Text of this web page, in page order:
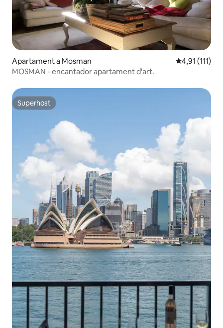
Apartament a Mosman 4,91 de
4,91 (111)
MOSMAN - encantador apartament d'art.
Superhost
Superhost